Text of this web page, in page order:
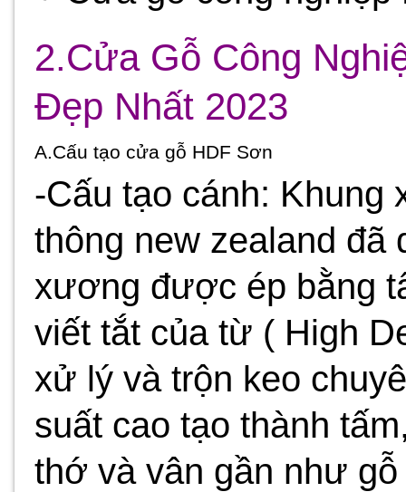
2.Cửa Gỗ Công
Đẹp Nhất 2023
A.Cấu tạo cửa gỗ HDF Sơn
-Cấu tạo cánh:
thông new zealand đã
xương được ép bằng
viết tắt của từ ( High
xử lý và trộn keo
suất cao tạo thành
thớ và vân gần như